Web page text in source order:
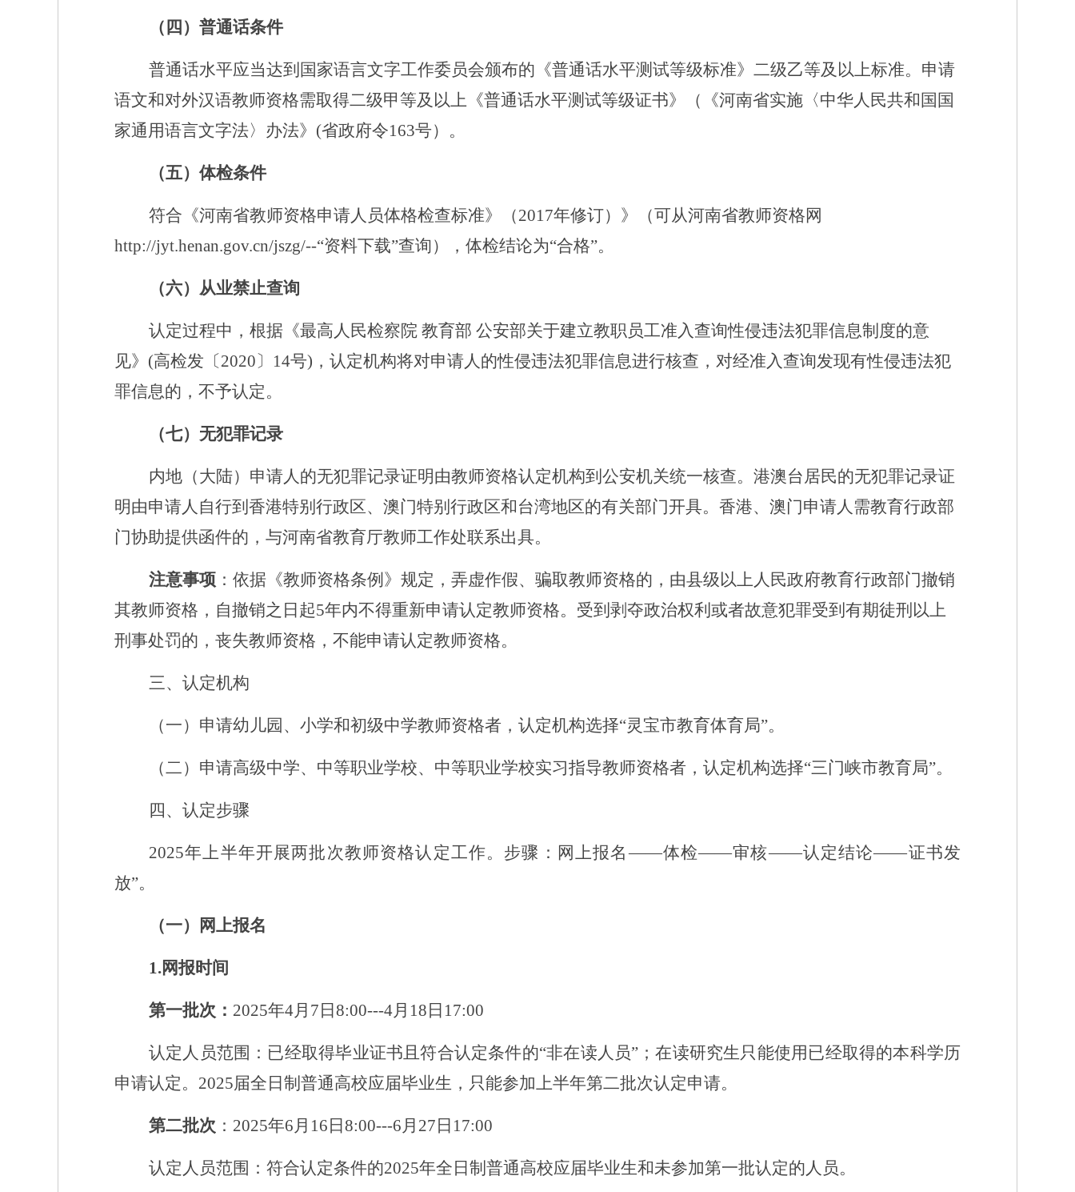
（四）普通话条件
普通话水平应当达到国家语言文字工作委员会颁布的《普通话水平测试等级标准》 二级乙等及以上标准。申请
语文和对外汉语教师资格需取得二级甲等及以上《普通话水平测试等级证书》（《河南省实施〈中华人民共和国国
家通用语言文字法〉办法》 (省政府令163号）。
（五） 体检条件
符合《河南省教师资格申请人员体格检查标准》 （2017年修订）》（可从河南省教师资格网
http://jyt.henan.gov.cn/jszg/--“资料下载”查询），体检结论为“合格”。
（六）从业禁止查询
认定过程中，根据《最高人民检察院 教育部 公安部关于建立教职员工准入查询性侵违法犯罪信息制度的意
见》 (高检发〔2020〕14号)，认定机构将对申请人的性侵违法犯罪信息进行核查，对经准入查询发现有性侵违法犯
罪信息的，不予认定。
（七）无犯罪记录
内地（大陆）申请人的无犯罪记录证明由教师资格认定机构到公安机关统一核查。港澳台居民的无犯罪记录证
明由申请人自行到香港特别行政区、澳门特别行政区和台湾地区的有关部门开具。香港、澳门申请人需教育行政部
门协助提供函件的，与河南省教育厅教师工作处联系出具。
注意事项 ： 依据《教师资格条例》规定，弄虚作假、骗取教师资格的，由县级以上人民政府教育行政部门撤销
其教师资格，自撤销之日起5年内不得重新申请认定教师资格。受到剥夺政治权利或者故意犯罪受到有期徒刑以上
刑事处罚的，丧失教师资格，不能申请认定教师资格。
三、认定机构
（一）申请幼儿园、小学和初级中学教师资格者，认定机构选择“灵宝市教育体育局”。
（二）申请高级中学、中等职业学校、中等职业学校实习指导教师资格者，认定机构选择“三门峡市教育局”。
四、认定步骤
2025年上半年开展两批次教师资格认定工作。步骤：网上报名——体检——审核——认定结论——证书发
放”。
（一）网上报名
1.网报时间
第一批次： 2025年4月7日8:00---4月 18日17:00
认定人员范围：已经取得毕业证书且符合认定条件的“非在读人员” ；在读研究生只能使用已经取得的本科学历
申请认定。 2025届全日制普通高校应届毕业生，只能参加上半年第二批次认定申请。
第二批次 ： 2025年6月16日8:00---6月 27日17:00
认定人员范围：符合认定条件的2025年全日制普通高校应届毕业生和未参加第一批认定的人员。